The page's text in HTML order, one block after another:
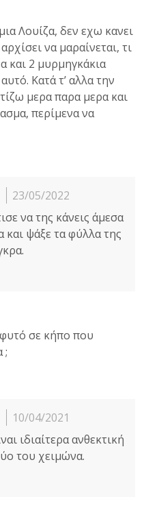
Λουίζα, δεν εχω κανει
να μαραίνεται, τι
και 2 μυρμηγκάκια
Κατά τ’ αλλα την
μερα παρα μερα και
περίμενα να
23/05/2022
να της κάνεις άμεσα
ψάξε τα φύλλα της
σε κήπο που
;
10/04/2021
ιδιαίτερα ανθεκτική
του χειμώνα.